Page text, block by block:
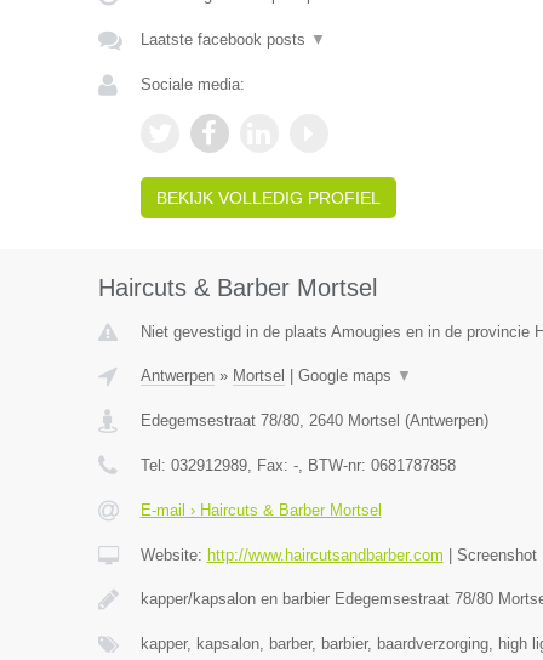
Laatste facebook posts ▼
Sociale media:
BEKIJK VOLLEDIG PROFIEL
Haircuts & Barber Mortsel
Niet gevestigd in de plaats Amougies en in de provincie
Antwerpen» Mortsel Google maps ▼
Edegemsestraat 78/80, 2640 Mortsel (Antwerpen)
Tel: 032912989, Fax: -, BTW-nr: 0681787858
E-mail › Haircuts & Barber Mortsel
Website: http://www.haircutsandbarber.com Screenshot
kapper/kapsalon en barbier Edegemsestraat 78/80
kapper, kapsalon, barber, barbier, baardverzorging, high